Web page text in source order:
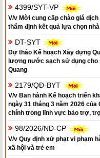
4399/SYT-VP
V/v Mời cung cấp chào giá
thẩm định kết quả lựa chọn
DT-SYT
Dự thảo Kế hoạch Xây dựng
lượng nước sạch sử dụng cho
Quang
2179/QĐ-BYT
V/v Ban hành Kế hoạch triển
ngày 31 tháng 3 năm 2026
chính trong lĩnh vực bảo trợ,
98/2026/NĐ-CP
V/v Quy định xử phạt vi phạm
xã hội và trẻ em